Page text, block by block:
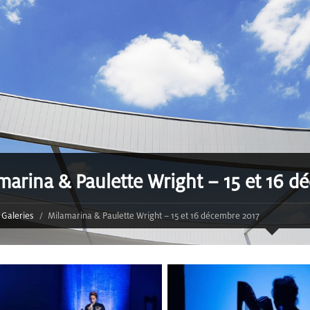
& Paulette Wright – 15 et 16
Galeries Milamarina & Paulette Wright – 15 et 16 décembre 2017